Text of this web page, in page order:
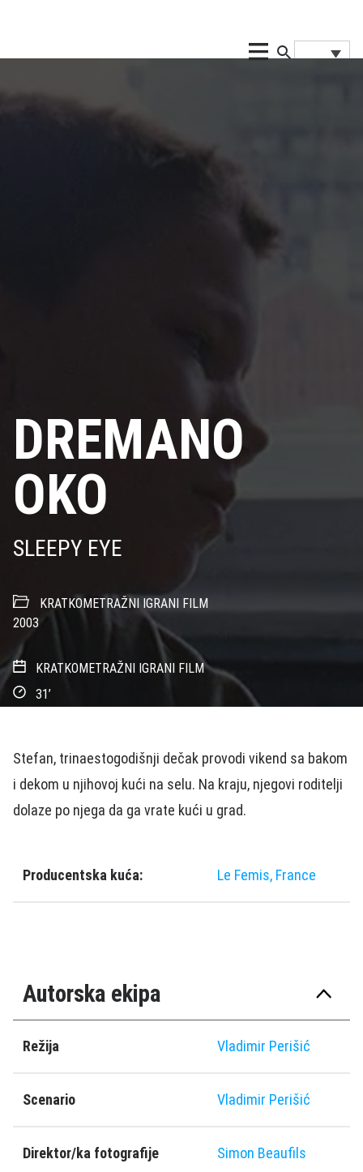
DREMANO
OKO
SLEEPY EYE
KRATKOMETRAŽNI IGRANI FILM
2003
KRATKOMETRAŽNI IGRANI FILM
31’
Stefan, trinaestogodišnji dečak provodi vikend sa bakom
i dekom u njihovoj kući na selu. Na kraju, njegovi roditelji
dolaze po njega da ga vrate kući u grad.
Producentska kuća: Le Femis, France
Autorska ekipa
Režija Vladimir Perišić
Scenario Vladimir Perišić
Direktor/ka fotografije Simon Beaufils